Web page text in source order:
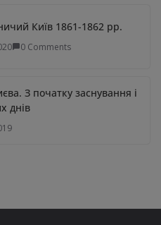
Київ 1861-1862 рр.
0 Comments
З початку заснування і
днів